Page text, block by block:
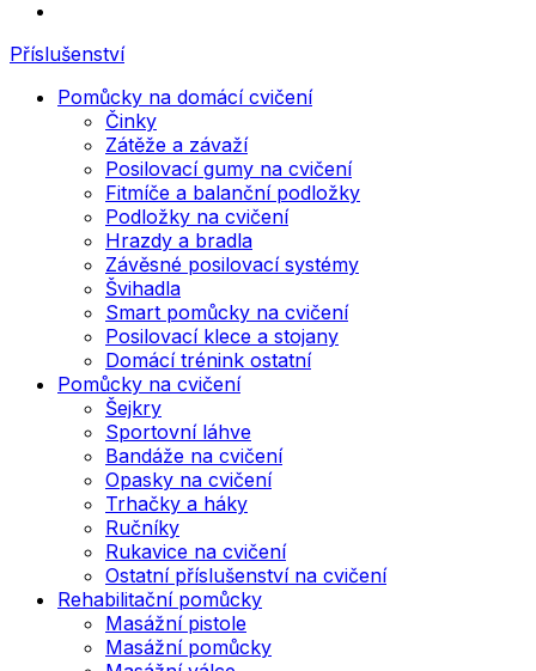
Příslušenství
Pomůcky na domácí cvičení
Činky
Zátěže a závaží
Posilovací gumy na cvičení
Fitmíče a balanční podložky
Podložky na cvičení
Hrazdy a bradla
Závěsné posilovací systémy
Švihadla
Smart pomůcky na cvičení
Posilovací klece a stojany
Domácí trénink ostatní
Pomůcky na cvičení
Šejkry
Sportovní láhve
Bandáže na cvičení
Opasky na cvičení
Trhačky a háky
Ručníky
Rukavice na cvičení
Ostatní příslušenství na cvičení
Rehabilitační pomůcky
Masážní pistole
Masážní pomůcky